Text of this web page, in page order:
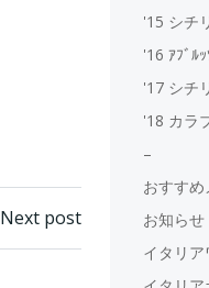
Next post
'15 シチ
'16 ｱﾌﾞﾙ
'17 シチ
'18 カラ
–
おすす
お知らせ
イタリア